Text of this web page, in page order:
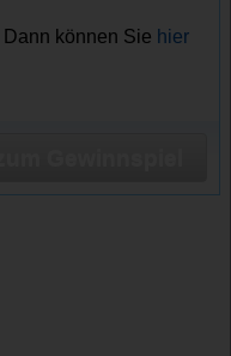
können Sie hier